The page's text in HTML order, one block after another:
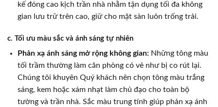
kế đóng cao kịch trần nhà nhằm tận dụng tối đa không
gian lưu trữ trên cao, giữ cho mặt sàn luôn trống trải.
c. Tối ưu màu sắc và ánh sáng tự nhiên
Phản xạ ánh sáng mở rộng không gian:Những tông màu
tối trầm thường làm căn phòng có vẻ như bị co rút lại.
Chúng tôi khuyên Quý khách nên chọn tông màu trắng
sáng, kem hoặc xám nhạt làm chủ đạo cho toàn bộ
tường và trần nhà. Sắc màu trung tính giúp phản xạ ánh